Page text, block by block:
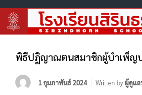
พิธีปฎิญาณตนสมาชิกผู้บำเพ็ญ
1 กุมภาพันธ์ 2024 Written byผู้ดูแล